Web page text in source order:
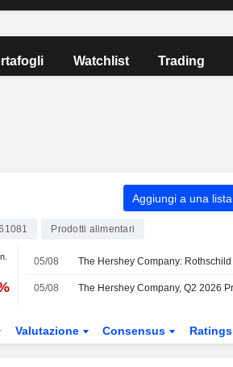
Watchlist Trading
Aggiungi a una lista
Prodotti alimentari
05/08
05/08
Valutazione Consensus Ratings